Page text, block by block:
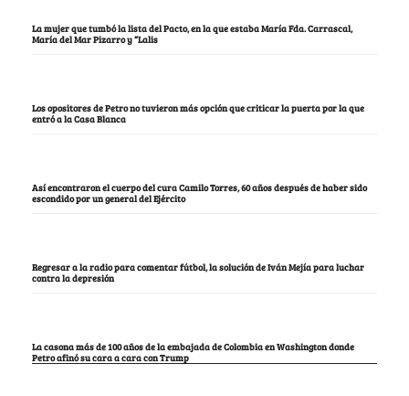
La mujer que tumbó la lista del Pacto, en la que estaba María Fda. Carrascal,
María del Mar Pizarro y “Lalis
Los opositores de Petro no tuvieron más opción que criticar la puerta por la que
entró a la Casa Blanca
Así encontraron el cuerpo del cura Camilo Torres, 60 años después de haber sido
escondido por un general del Ejército
Regresar a la radio para comentar fútbol, la solución de Iván Mejía para luchar
contra la depresión
La casona más de 100 años de la embajada de Colombia en Washington donde
Petro afinó su cara a cara con Trump